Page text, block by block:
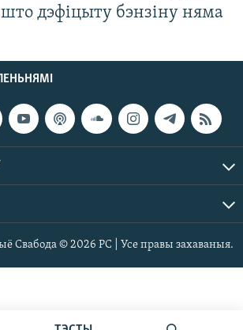
дэфіцыту бэнзіну няма
Свабода © 2026 РС | Усе правы захаваныя.